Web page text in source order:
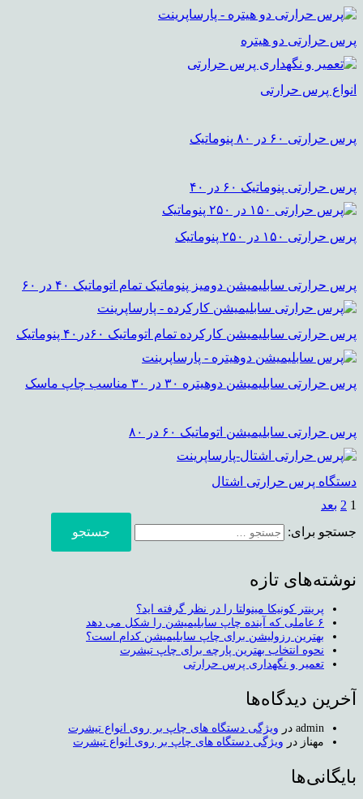
پرس حرارتی دو هیتره
انواع پرس حرارتی
پرس حرارتی ۶۰ در ۸۰ پنوماتیک
پرس حرارتی پنوماتیک ۶۰ در ۴۰
پرس حرارتی ۱۵۰ در ۲۵۰ پنوماتیک
پرس حرارتی سابلیمیشن دومیز پنوماتیک تمام اتوماتیک ۴۰ در ۶۰
پرس حرارتی سابلیمیشن کارکرده تمام اتوماتیک ۶۰در۴۰ پنوماتیک
پرس حرارتی سابلیمیشن دوهیتره ۳۰ در ۳۰ مناسب چاپ ماسک
پرس حرارتی سابلیمیشن اتوماتیک ۶۰ در ۸۰
دستگاه پرس حرارتی اشتال
1
2 بعد
جستجو برای:
نوشته‌های تازه
پرینتر کونیکا مینولتا را در نظر گرفته اید؟
۶ عاملی که آینده چاپ سابلیمیشن را شکل می دهد
بهترین رزولیشن برای چاپ سابلیمیشن کدام است؟
نحوه انتخاب بهترین پارچه برای چاپ تیشرت
تعمیر و نگهداری پرس حرارتی
آخرین دیدگاه‌ها
admin در ویژگی دستگاه های چاپ بر روی انواع تیشرت
مهناز در ویژگی دستگاه های چاپ بر روی انواع تیشرت
بایگانی‌ها